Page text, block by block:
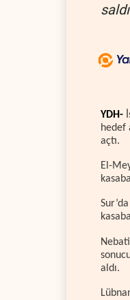
YDH-
hedef
açtı.
El-
aldı.